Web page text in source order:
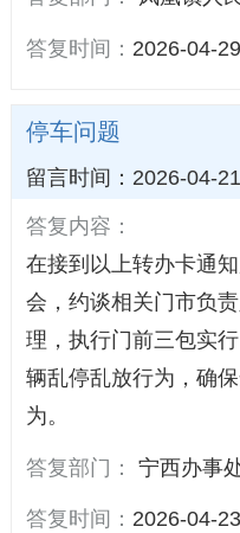
答复时间： 2026-04-29
停车问题
留言时间：2026-04-21
答复内容：
在接到以上转办卡通
会，约谈相关门市负
理，执行门前三包实
辆乱停乱放行为，确
为。
答复部门： 宁西办事
答复时间： 2026-04-23